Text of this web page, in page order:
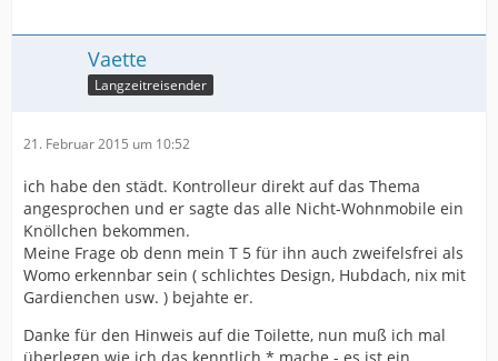
Vaette
Langzeitreisender
21. Februar 2015 um 10:52
ich habe den städt. Kontrolleur direkt auf das Thema
angesprochen und er sagte das alle Nicht-Wohnmobile ein
Knöllchen bekommen.
Meine Frage ob denn mein T 5 für ihn auch zweifelsfrei als
Womo erkennbar sein ( schlichtes Design, Hubdach, nix mit
Gardienchen usw. ) bejahte er.
Danke für den Hinweis auf die Toilette, nun muß ich mal